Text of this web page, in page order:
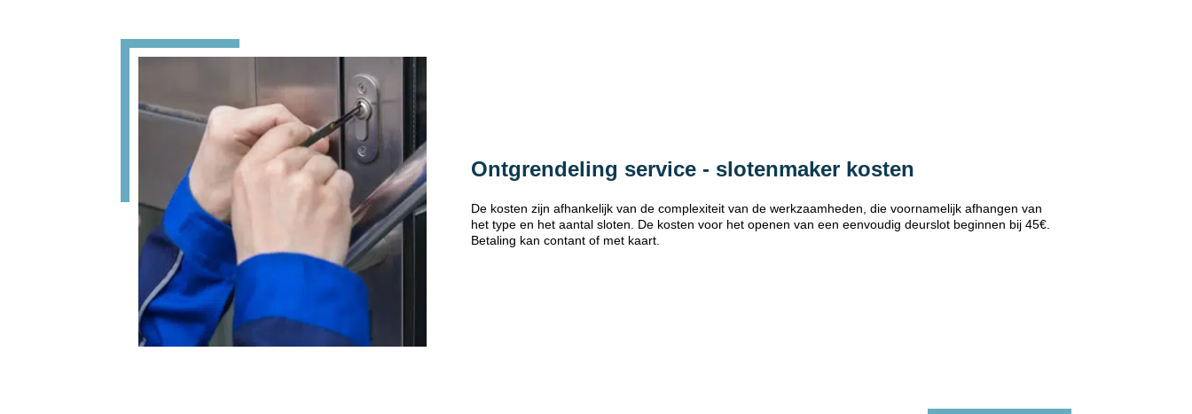
Ontgrendeling service - slotenmaker kosten
De kosten zijn afhankelijk van de complexiteit van de werkzaamheden, die voornamelijk afhangen van
het type en het aantal sloten. De kosten voor het openen van een eenvoudig deurslot beginnen bij 45€.
Betaling kan contant of met kaart.